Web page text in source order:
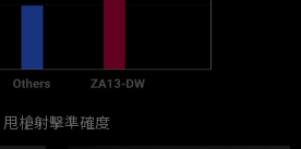
甩槍射擊準確度